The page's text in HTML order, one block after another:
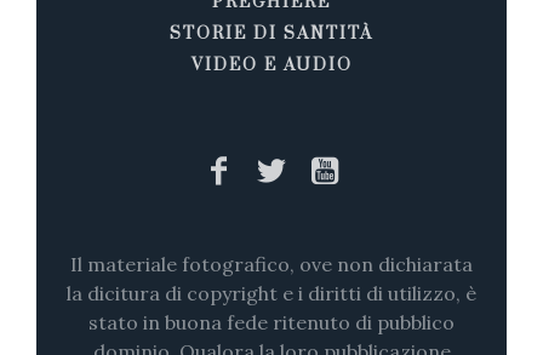
STORIE DI SANTITÀ
VIDEO E AUDIO
Il materiale fotografico, ove non dichiarata
la dicitura di copyright e i diritti di utilizzo, è
stato in buona fede ritenuto di pubblico